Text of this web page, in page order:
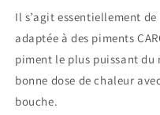
Il s’agit essentiellement
adaptée à des piments
piment le plus puissant
bonne dose de chaleur
bouche.